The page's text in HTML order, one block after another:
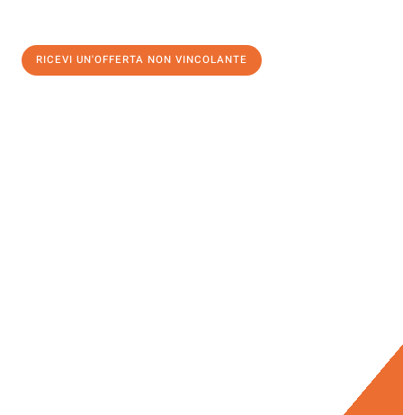
RICEVI UN'OFFERTA NON VINCOLANTE